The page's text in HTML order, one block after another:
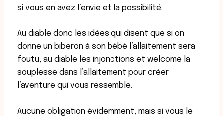
si vous en avez l’envie et la possibilité.
Au diable donc les idées qui disent que si on
donne un biberon à son bébé l’allaitement sera
foutu, au diable les injonctions et welcome la
souplesse dans l’allaitement pour créer
l’aventure qui vous ressemble.
Aucune obligation évidemment, mais si vous le